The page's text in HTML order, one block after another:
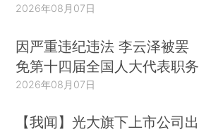
2026年08月07日
因严重违纪违法 李云泽被罢
免第十四届全国人大代表职务
2026年08月07日
【我闻】光大旗下上市公司出